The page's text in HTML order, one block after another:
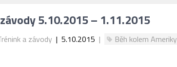
5.10.2015 – 1.11.2015
a závody | 5.10.2015 | Běh kolem Ameriky